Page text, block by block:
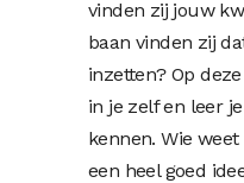
vinden zij jouw
baan vinden zij
inzetten? Op
in je zelf en leer
kennen. Wie
een heel goed